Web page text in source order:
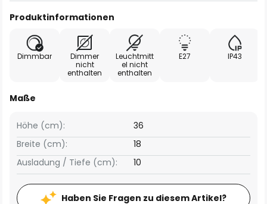
Produktinformationen
Dimmbar
Dimmer
nicht
enthalten
Leuchtmitt
el nicht
enthalten
E27 IP43
Maße
Breite (cm): 18
Höhe (cm): 36
Ausladung / Tiefe (cm): 10
Haben Sie Fragen zu diesem Artikel?